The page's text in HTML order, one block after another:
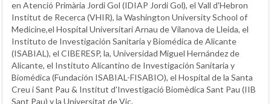
en Atenció Primària Jordi Gol (IDIAP Jordi Gol), el Vall d'Hebron
Institut de Recerca (VHIR), la Washington University School of
Medicine,el Hospital Universitari Arnau de Vilanova de Lleida, el
Instituto de Investigación Sanitaria y Biomédica de Alicante
(ISABIAL), el CIBERESP, la, Universidad Miguel Hernández de
Alicante, el Instituto Alicantino de Investigación Sanitaria y
Biomédica (Fundación ISABIAL-FISABIO), el Hospital de la Santa
Creu i Sant Pau & Institut d'Investigació Biomèdica Sant Pau (IIB
Sant Pau) y la Universitat de Vic.